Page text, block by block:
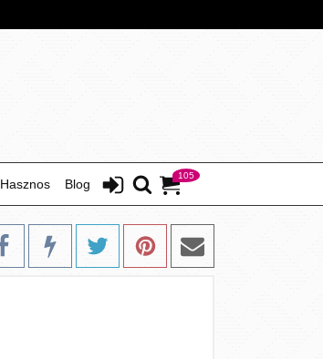
105
Blog
Hasznos